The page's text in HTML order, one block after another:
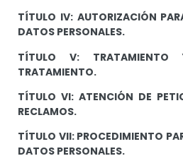
TÍTULO IV: AUTORIZACIÓN
DATOS PERSONALES.
TÍTULO V: TRATAMIENTO
TRATAMIENTO.
TÍTULO VI: ATENCIÓN DE
RECLAMOS.
TÍTULO VII: PROCEDIMIENTO
DATOS PERSONALES.